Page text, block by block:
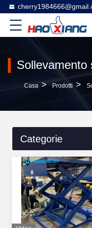
Sollevamento
Casa > Prodotti >
Categorie